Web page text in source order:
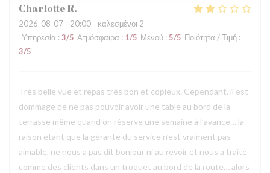
CharlotteR
2026-08-07 - 20:00 - καλεσμένοι 2
Υπηρεσία : 3/5 Ατμόσφαιρα : 1/5 Μενού : 5/5 Ποιότητα / Τιμή :
3/5
Très belle vue et repas très bon et copieux. Cependant, il est
dommage de ne pas pouvoir avoir une table au bord de la
terrasse même quand on réserve une semaine à l’avance… la
raison étant que la gérante du service n’est vraiment pas
aimable, ne nous a pas dit bonjour ni au revoir et nous a traité
comme des clients dans un troquet au bord de la route… alors